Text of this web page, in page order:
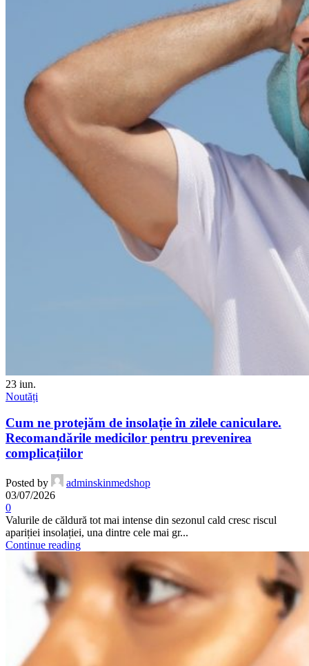
23 iun.
Noutăți
Cum ne protejăm de insolație în zilele caniculare.
Recomandările medicilor pentru prevenirea
complicațiilor
Posted by
adminskinmedshop
03/07/2026
0
Valurile de căldură tot mai intense din sezonul cald cresc riscul
apariției insolației, una dintre cele mai gr...
Continue reading